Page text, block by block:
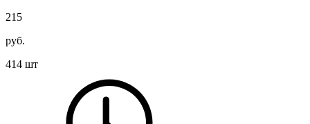
215
руб.
414 шт